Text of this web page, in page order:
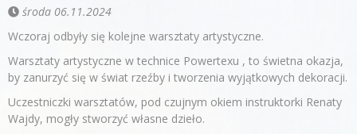
środa 06.11.2024
Wczoraj odbyły się kolejne warsztaty artystyczne.
Warsztaty artystyczne w technice Powertexu , to świetna okazja,
by zanurzyć się w świat rzeźby i tworzenia wyjątkowych dekoracji.
Uczestniczki warsztatów, pod czujnym okiem instruktorki Renaty
Wajdy, mogły stworzyć własne dzieło.